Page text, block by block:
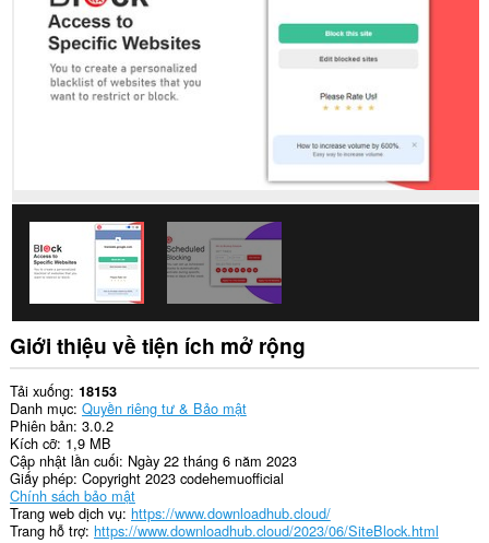
rộng
truy
cập
tab
và
hoạt
động
duyệt
web
của
bạn.
Giới thiệu về tiện ích mở rộng
Tải xuống 18153
Danh mục Quyền riêng tư & Bảo mật
Phiên bản 3.0.2
Kích cỡ 1,9 MB
Cập nhật lần cuối Ngày 22 tháng 6 năm 2023
Giấy phép Copyright 2023 codehemuofficial
Chính sách bảo mật
Trang web dịch vụ https://www.downloadhub.cloud/
Trang hỗ trợ https://www.downloadhub.cloud/2023/06/SiteBlock.html